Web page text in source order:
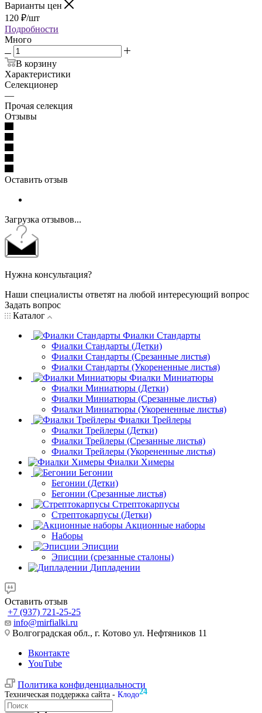
Варианты цен
120 ₽/шт
Подробности
Много
В корзину
Характеристики
Селекционер
—
Прочая селекция
Отзывы
Оставить отзыв
Загрузка отзывов...
Нужна консультация?
Наши специалисты ответят на любой интересующий вопрос
Задать вопрос
Каталог
Фиалки Стандарты
Фиалки Стандарты (Детки)
Фиалки Стандарты (Срезанные листья)
Фиалки Стандарты (Укорененные листья)
Фиалки Миниатюры
Фиалки Миниатюры (Детки)
Фиалки Миниатюры (Срезанные листья)
Фиалки Миниатюры (Укорененные листья)
Фиалки Трейлеры
Фиалки Трейлеры (Детки)
Фиалки Трейлеры (Срезанные листья)
Фиалки Трейлеры (Укорененные листья)
Фиалки Химеры
Бегонии
Бегонии (Детки)
Бегонии (Срезанные листья)
Стрептокарпусы
Стрептокарпусы (Детки)
Акционные наборы
Наборы
Эписции
Эписции (срезанные сталоны)
Дипладении
Оставить отзыв
+7 (937) 721-25-25
info@mirfialki.ru
Волгоградская обл., г. Котово ул. Нефтяников 11
Вконтакте
YouTube
Политика конфиденциальности
Техническая поддержка сайта - Клодо24